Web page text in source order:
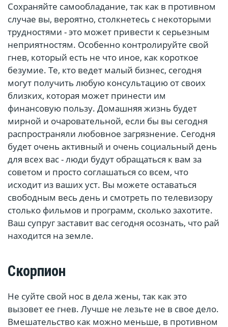
Сохраняйте самообладание, так как в противном
случае вы, вероятно, столкнетесь с некоторыми
трудностями - это может привести к серьезным
неприятностям. Особенно контролируйте свой
гнев, который есть не что иное, как короткое
безумие. Те, кто ведет малый бизнес, сегодня
могут получить любую консультацию от своих
близких, которая может принести им
финансовую пользу. Домашняя жизнь будет
мирной и очаровательной, если бы вы сегодня
распространяли любовное загрязнение. Сегодня
будет очень активный и очень социальный день
для всех вас - люди будут обращаться к вам за
советом и просто соглашаться со всем, что
исходит из ваших уст. Вы можете оставаться
свободным весь день и смотреть по телевизору
столько фильмов и программ, сколько захотите.
Ваш супруг заставит вас сегодня осознать, что рай
находится на земле.
Скорпион
Не суйте свой нос в дела жены, так как это
вызовет ее гнев. Лучше не лезьте не в свое дело.
Вмешательство как можно меньше, в противном